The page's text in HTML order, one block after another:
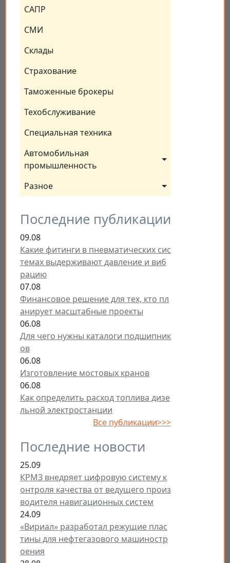
САПР
СМИ
Склады
Страхование
Таможенные брокеры
Техобслуживание
Специальная техника
Автомобильная
промышленность
Разное
Последние публикации
09.08
Какие фитинги в пневматических сис
темах выдерживают давление и виб
рацию
07.08
Финансовое решение для тех, кто пл
анирует масштабные проекты
06.08
Для чего нужны каталоги подшипник
ов
06.08
Изготовление мостовых кранов
06.08
Как определить расход топлива дизе
льной электростанции
Все публикации>>>
Последние новости
25.09
КРМЗ внедряет цифровую систему к
онтроля качества от ведущего произ
водителя навигационных систем
24.09
«Вириал» разработал режущие плас
тины для нефтегазового машиностр
оения